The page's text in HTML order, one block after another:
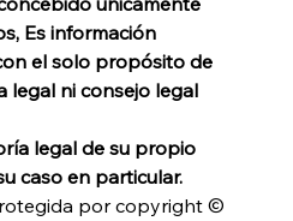
Es información
el solo propósito de
legal ni consejo legal
legal de su propio
caso en particular.
por copyright ©